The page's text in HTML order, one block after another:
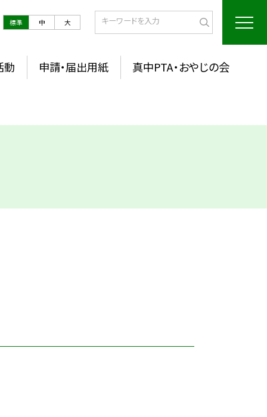
標準 中 大
動 申請・届出用紙 真中PTA・おやじの会